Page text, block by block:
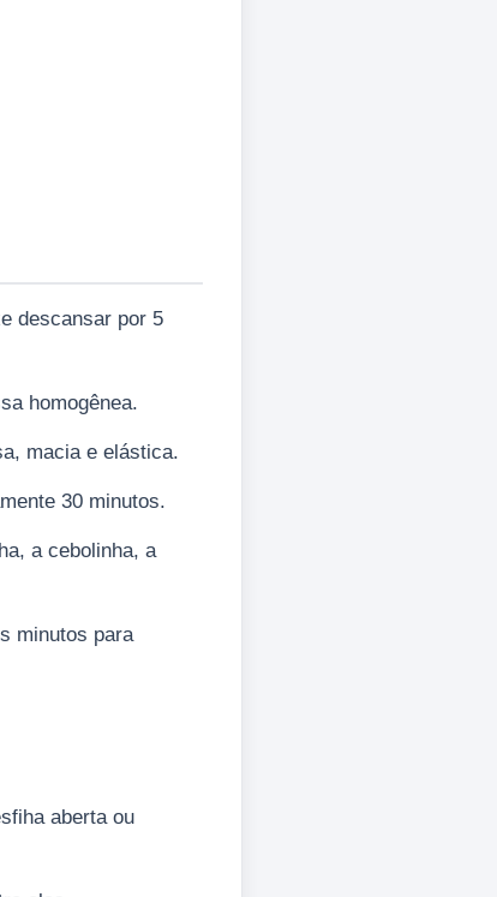
descansar por 5
homogênea.
macia e elástica.
30 minutos.
a cebolinha, a
minutos para
aberta ou